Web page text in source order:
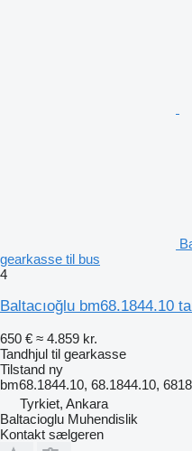
gearkasse til bus
4
Baltacıoğlu bm68.1844.10
650 € ≈ 4.859 kr.
Tandhjul til gearkasse
Tilstand ny
bm68.1844.10, 68.1844.10,
Tyrkiet, Ankara
Baltacioglu Muhendislik
Kontakt sælgeren